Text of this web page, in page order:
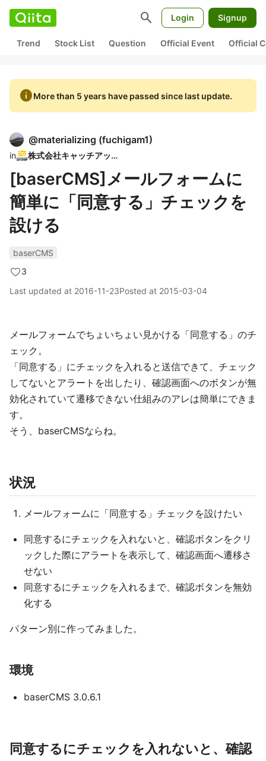
search Login Signup
Trend Stock List Question Official Event Official
infoMore than 5 years have passed since last update.
@materializing (fuchigam1)
in 株式会社キャッチアップ
[baserCMS]メールフォームに
簡単に「同意する」チェックを
設ける
baserCMS
3
Last updated at 2016-11-23Posted at 2015-03-04
メールフォームでちょいちょい見かける「同意する」のチ
ェック。
「同意する」にチェックを入れると送信できて、チェック
してないとアラートを出したり、確認画面へのボタンが無
効化されていて遷移できない仕組みのアレは簡単にできま
す。
そう、baserCMSならね。
状況
メールフォームに「同意する」チェックを設けたい
同意するにチェックを入れないと、確認ボタンをクリ
ックした際にアラートを表示して、確認画面へ遷移さ
せない
同意するにチェックを入れるまで、確認ボタンを無効
化する
パターン別に作ってみました。
環境
baserCMS 3.0.6.1
同意するにチェックを入れないと、確認